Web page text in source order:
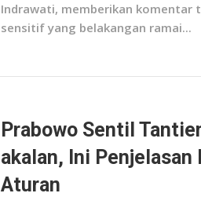
Indrawati, memberikan komentar
sensitif yang belakangan ramai...
Prabowo Sentil
akalan, Ini Penjelasan
Aturan